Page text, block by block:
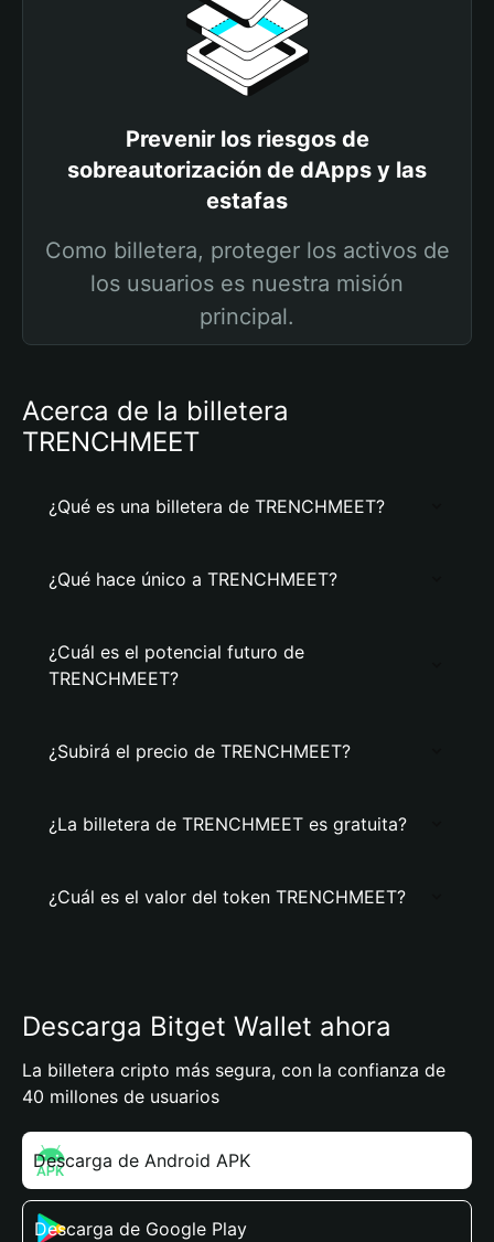
Prevenir los riesgos de
sobreautorización de dApps y las
estafas
Como billetera, proteger los activos de
los usuarios es nuestra misión
principal.
Acerca de la billetera
TRENCHMEET
¿Qué es una billetera de TRENCHMEET?
¿Qué hace único a TRENCHMEET?
¿Cuál es el potencial futuro de
TRENCHMEET?
¿Subirá el precio de TRENCHMEET?
¿La billetera de TRENCHMEET es gratuita?
¿Cuál es el valor del token TRENCHMEET?
Descarga Bitget Wallet ahora
La billetera cripto más segura, con la confianza de
40 millones de usuarios
Descarga de Android APK
Descarga de Google Play